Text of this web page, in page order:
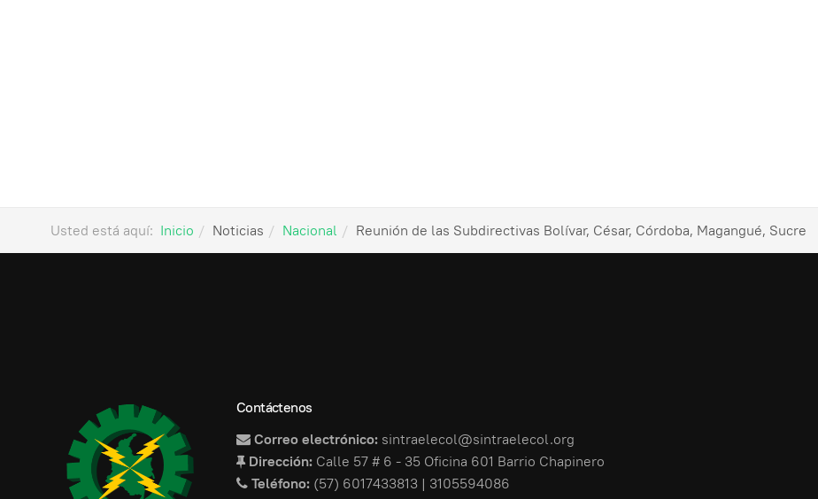
Usted está aquí: Inicio Noticias Nacional Reunión de las Subdirectivas Bolívar, César, Córdoba, Magangué, Sucre
Contáctenos
Correo electrónico: sintraelecol@sintraelecol.org
Dirección: Calle 57 # 6 - 35 Oficina 601 Barrio Chapinero
Teléfono: (57) 6017433813 | 3105594086